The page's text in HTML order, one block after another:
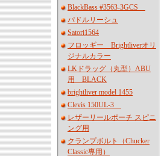
BlackBass #3563-3GCS
パドルリーシュ
Satori1564
フロッギー Brightliverオリ
ジナルカラー
LKドラッグ（丸型）ABU
用 BLACK
brightliver model 1455
Clevis 150UL-3
レザーリールポーチ スピニ
ング用
クランプボルト（Chucker
Classic専用）